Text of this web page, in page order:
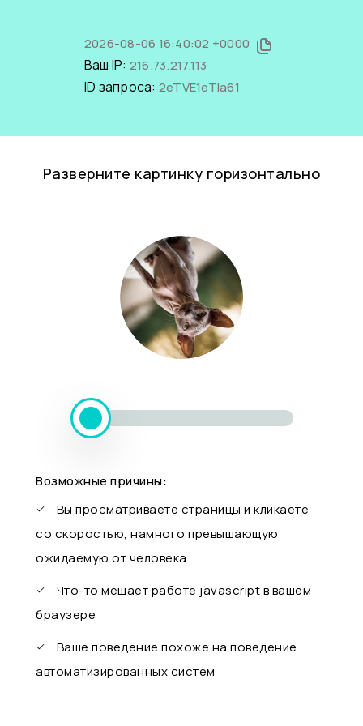
2026-08-06 16:40:02 +0000
Ваш IP: 216.73.217.113
ID запроса: 2eTVE1eTIa61
Разверните картинку горизонтально
Возможные причины:
Вы просматриваете страницы и кликаете
со скоростью, намного превышающую
ожидаемую от человека
Что-то мешает работе javascript в вашем
браузере
Ваше поведение похоже на поведение
автоматизированных систем